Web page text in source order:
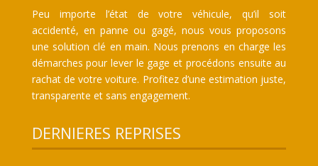
Peu importe l’état de votre véhicule, qu’il soit
accidenté, en panne ou gagé, nous vous proposons
une solution clé en main. Nous prenons en charge les
démarches pour lever le gage et procédons ensuite au
rachat de votre voiture. Profitez d’une estimation juste,
transparente et sans engagement.
DERNIERES REPRISES